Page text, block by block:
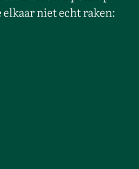
niet echt raken: